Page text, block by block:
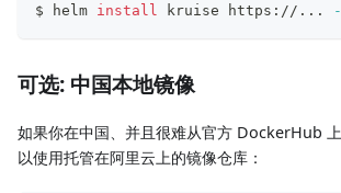
$ helm install kruise https:// .. .
可选: 中国本地镜像
如果你在中国、并且很难从官方 DockerHub
以使用托管在阿里云上的镜像仓库：